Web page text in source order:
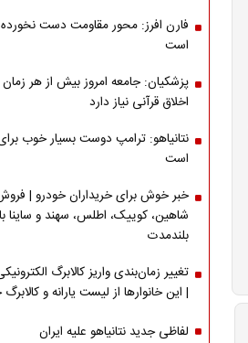
فارن افرز: محور مقاومت دست نخورده
است
پزشکیان: جامعه امروز بیش از هر
اخلاق قرآنی نیاز دارد
نتانیاهو: ترامپ دوست بسیار خوب
است
خبر خوش برای خریداران خودرو |
شاهین، کوییک، اطلس، سهند و ساینا
بلندمدت
| این خانوارها از لیست یارانه و
لفاظی جدید نتانیاهو علیه ایران